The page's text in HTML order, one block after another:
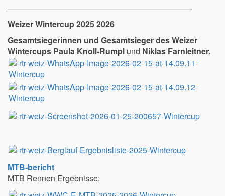
———————————————————————
Weizer Wintercup 2025 2026
Gesamtsiegerinnen und Gesamtsieger des Weizer
Wintercups Paula Knoll-Rumpl und Niklas Farnleitner.
MTB-bericht
MTB Rennen Ergebnisse: